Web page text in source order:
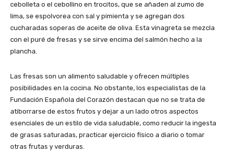
cebolleta o el cebollino en trocitos, que se añaden al zumo de
lima, se espolvorea con sal y pimienta y se agregan dos
cucharadas soperas de aceite de oliva. Esta vinagreta se mezcla
con el puré de fresas y se sirve encima del salmón hecho a la
plancha.
Las fresas son un alimento saludable y ofrecen múltiples
posibilidades en la cocina. No obstante, los especialistas de la
Fundación Española del Corazón destacan que no se trata de
atiborrarse de estos frutos y dejar a un lado otros aspectos
esenciales de un estilo de vida saludable, como reducir la ingesta
de grasas saturadas, practicar ejercicio físico a diario o tomar
otras frutas y verduras.